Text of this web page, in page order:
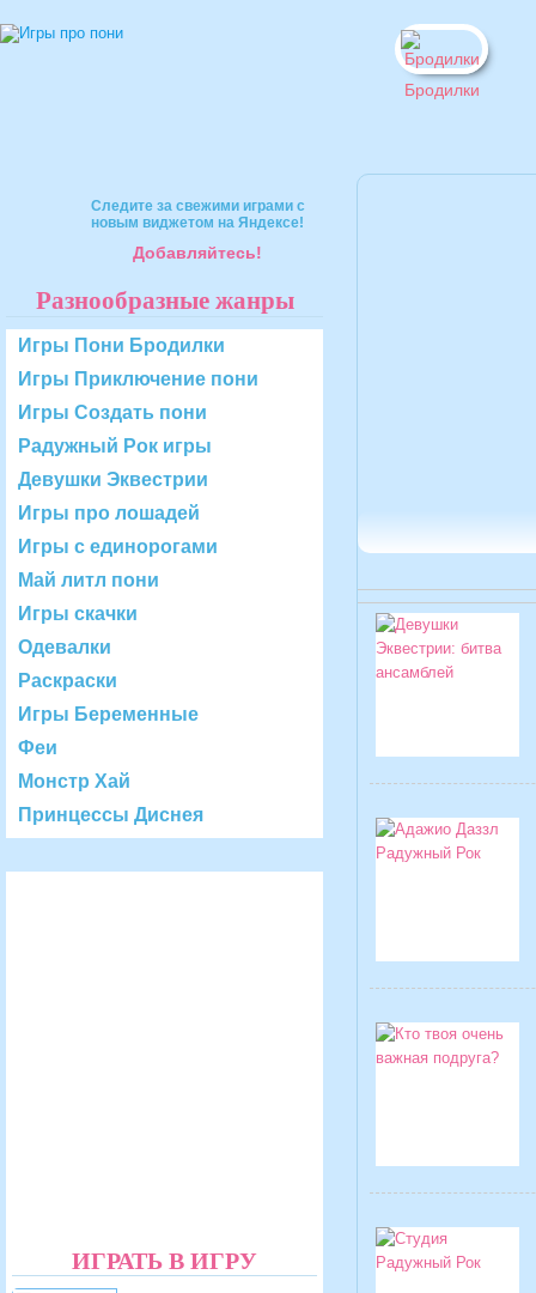
Бродилки
Следите за свежими играми с
новым виджетом на Яндексе!
Добавляйтесь!
Разнообразные жанры
Игры Пони Бродилки
Игры Приключение пони
Игры Создать пони
Радужный Рок игры
Девушки Эквестрии
Игры про лошадей
Игры с единорогами
Май литл пони
Игры скачки
Одевалки
Раскраски
Игры Беременные
Феи
Монстр Хай
Принцессы Диснея
ИГРАТЬ В ИГРУ